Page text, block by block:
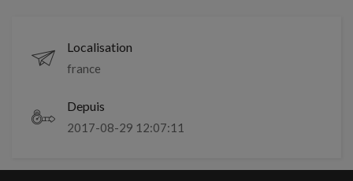
Localisation
france
Depuis
2017-08-29 12:07:11